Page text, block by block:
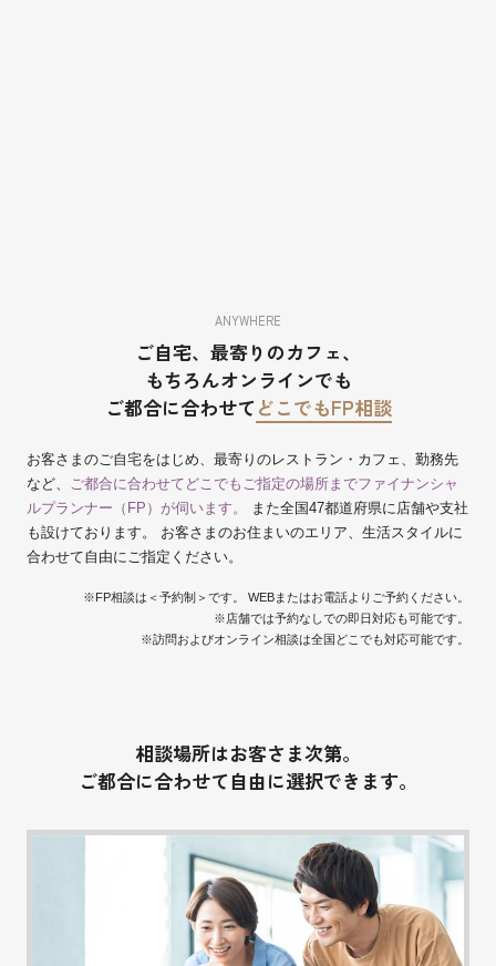
ANYWHERE
ご自宅、最寄りのカフェ、
もちろんオンラインでも
ご都合に合わせてどこでもFP相談
お客さまのご自宅をはじめ、最寄りのレストラン・カフェ、勤務先
など、
ご都合に合わせてどこでもご指定の場所までファイナンシャ
ルプランナー（FP）が伺います。
また全国47都道府県に店舗や支社
も設けております。 お客さまのお住まいのエリア、生活スタイルに
合わせて自由にご指定ください。
※FP相談は＜予約制＞です。 WEBまたはお電話よりご予約ください。
※店舗では予約なしでの即日対応も可能です。
※訪問およびオンライン相談は全国どこでも対応可能です。
相談場所はお客さま次第。
ご都合に合わせて自由に選択できます。